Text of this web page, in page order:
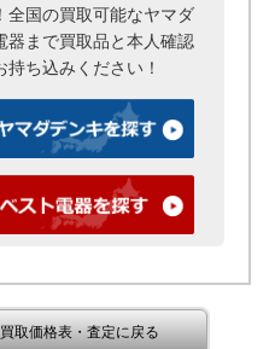
全国の買取可能なヤマダ
器まで買取品と本人確認
持ち込みください！
取価格表・査定に戻る